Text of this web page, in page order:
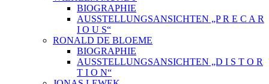
BIOGRAPHIE
AUSSTELLUNGSANSICHTEN „P R E C A R
I O U S“
RONALD DE BLOEME
BIOGRAPHIE
AUSSTELLUNGSANSICHTEN „D I S T O R
T I O N“